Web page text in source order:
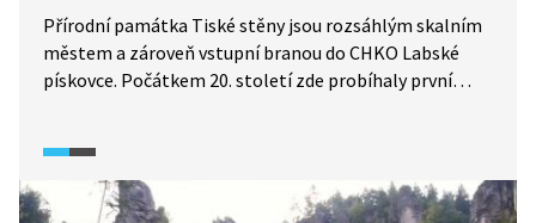
Přírodní památka Tiské stěny jsou rozsáhlým skalním
městem a zároveň vstupní branou do CHKO Labské
pískovce. Počátkem 20. století zde probíhaly první
Dnes v Tiských stěnách vedou dva turistické okruhy,
na kterých je možné pozorovat rozmanité skalní
útvary.